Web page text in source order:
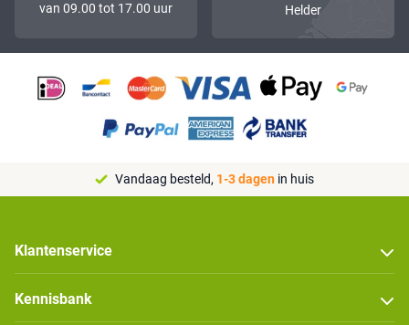
van 09.00 tot 17.00 uur
Helder
Vandaag besteld, 1-3 dagen in huis
Klantenservice
Kennisbank